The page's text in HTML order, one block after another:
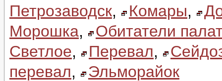
Петрозаводск, Комары,
Морошка,
Обитатели
Светлое, Перевал,
перевал, Эльморайок